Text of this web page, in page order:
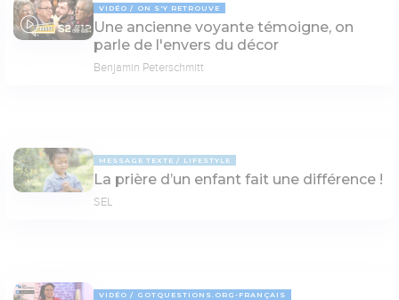
69:03
VIDÉO ON S'Y RETROUVE
Une ancienne voyante témoigne, on
parle de l'envers du décor
Benjamin Peterschmitt
MESSAGE TEXTE LIFESTYLE
La prière d’un enfant fait une différence !
SEL
VIDÉO GOTQUESTIONS.ORG-FRANÇAIS